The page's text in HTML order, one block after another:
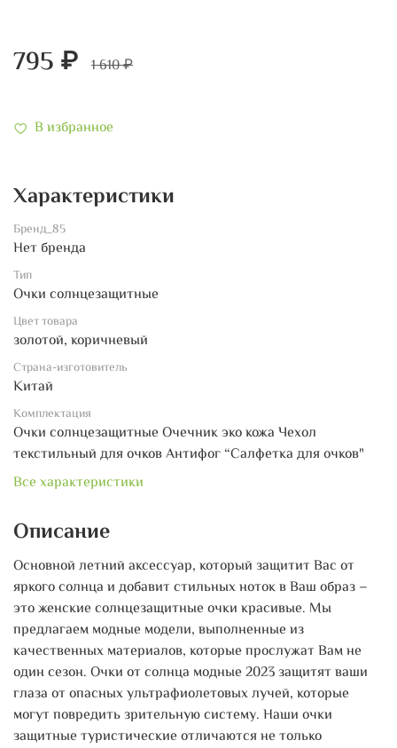
795 ₽ 1 610 ₽
В избранное
Характеристики
Бренд_85
Нет бренда
Тип
Очки солнцезащитные
Цвет товара
золотой, коричневый
Страна-изготовитель
Китай
Комплектация
Очки солнцезащитные Очечник эко кожа Чехол
текстильный для очков Антифог “Салфетка для очков"
Все характеристики
Описание
Основной летний аксессуар, который защитит Вас от
яркого солнца и добавит стильных ноток в Ваш образ –
это женские солнцезащитные очки красивые. Мы
предлагаем модные модели, выполненные из
качественных материалов, которые прослужат Вам не
один сезон. Очки от солнца модные 2023 защитят ваши
глаза от опасных ультрафиолетовых лучей, которые
могут повредить зрительную систему. Наши очки
защитные туристические отличаются не только